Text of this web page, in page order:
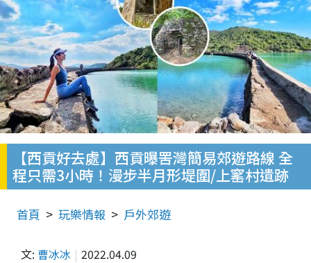
【西貢好去處】西貢曝罟灣簡易郊遊路線 全
程只需3小時！漫步半月形堤圍/上窰村遺跡
首頁 玩樂情報 戶外郊遊
文: 曹冰冰 2022.04.09